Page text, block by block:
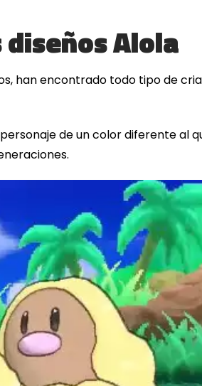
Alola
han encontrado todo tipo de
de un color diferente al